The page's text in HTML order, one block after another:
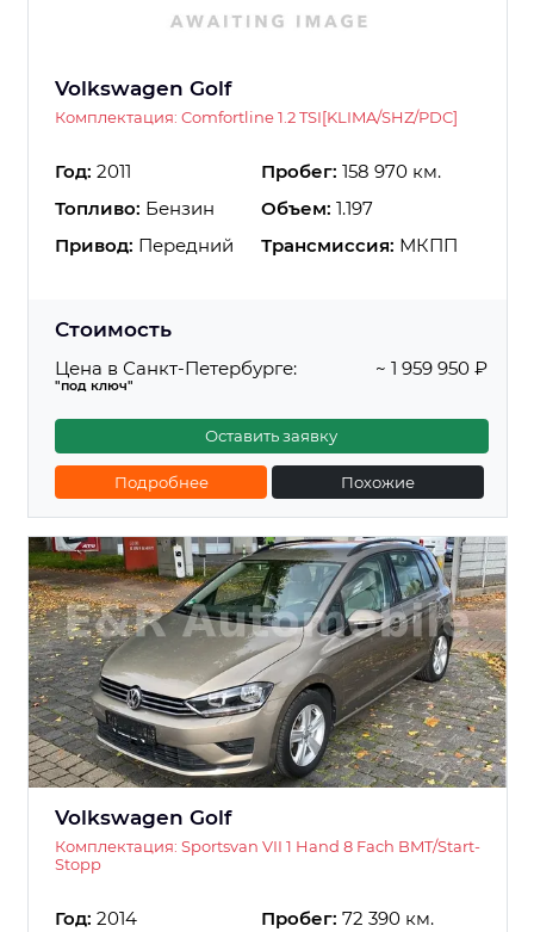
Volkswagen Golf
Комплектация: Comfortline 1.2 TSI[KLIMA/SHZ/PDC]
Год: 2011 Пробег: 158 970 км.
Топливо: Бензин Объем: 1.197
Привод: Передний Трансмиссия: МКПП
Стоимость
Цена в Санкт-Петербурге:
"под ключ"
~ 1 959 950 ₽
Оставить заявку
Подробнее Похожие
Volkswagen Golf
Комплектация: Sportsvan VII 1 Hand 8 Fach BMT/Start-
Stopp
Год: 2014 Пробег: 72 390 км.